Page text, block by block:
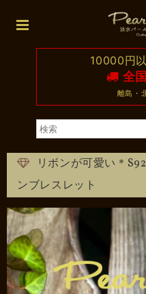
10000円
全
離島・
リボンが可愛い＊
ンブレスレット